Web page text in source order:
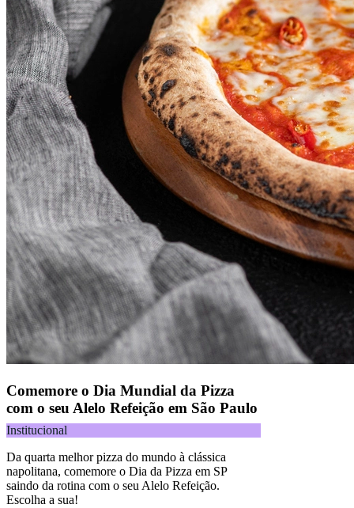
Comemore o Dia Mundial da Pizza
com o seu Alelo Refeição em São Paulo
Institucional
Da quarta melhor pizza do mundo à clássica
napolitana, comemore o Dia da Pizza em SP
saindo da rotina com o seu Alelo Refeição.
Escolha a sua!